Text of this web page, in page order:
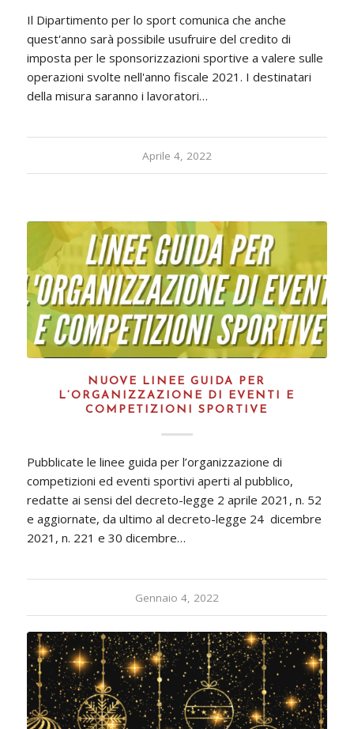
Il Dipartimento per lo sport comunica che anche
quest'anno sarà possibile usufruire del credito di
imposta per le sponsorizzazioni sportive a valere sulle
operazioni svolte nell'anno fiscale 2021. I destinatari
della misura saranno i lavoratori…
Aprile 4, 2022
NUOVE LINEE GUIDA PER
L’ORGANIZZAZIONE DI EVENTI E
COMPETIZIONI SPORTIVE
Pubblicate le linee guida per l’organizzazione di
competizioni ed eventi sportivi aperti al pubblico,
redatte ai sensi del decreto-legge 2 aprile 2021, n. 52
e aggiornate, da ultimo al decreto-legge 24 dicembre
2021, n. 221 e 30 dicembre…
Gennaio 4, 2022